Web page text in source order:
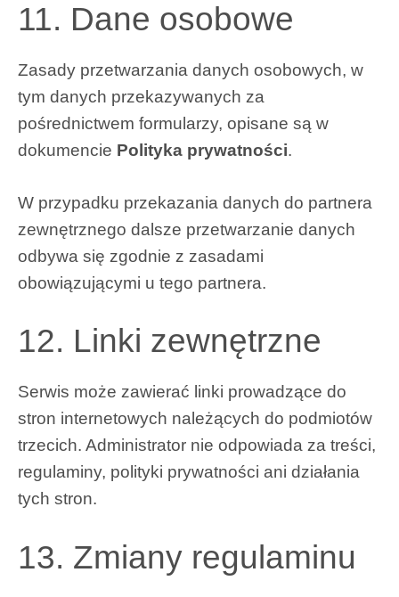
11. Dane osobowe
Zasady przetwarzania danych osobowych, w
tym danych przekazywanych za
pośrednictwem formularzy, opisane są w
dokumencie Polityka prywatności.
W przypadku przekazania danych do partnera
zewnętrznego dalsze przetwarzanie danych
odbywa się zgodnie z zasadami
obowiązującymi u tego partnera.
12. Linki zewnętrzne
Serwis może zawierać linki prowadzące do
stron internetowych należących do podmiotów
trzecich. Administrator nie odpowiada za treści,
regulaminy, polityki prywatności ani działania
tych stron.
13. Zmiany regulaminu